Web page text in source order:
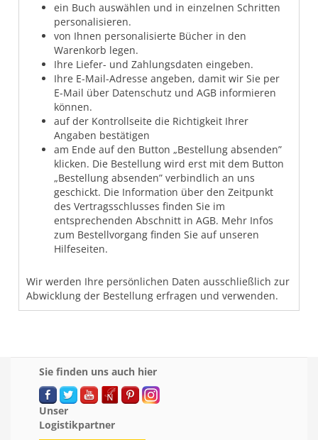
ein Buch auswählen und in einzelnen Schritten
personalisieren.
von Ihnen personalisierte Bücher in den
Warenkorb legen.
Ihre Liefer- und Zahlungsdaten eingeben.
Ihre E-Mail-Adresse angeben, damit wir Sie per
E-Mail über Datenschutz und AGB informieren
können.
auf der Kontrollseite die Richtigkeit Ihrer
Angaben bestätigen
am Ende auf den Button „Bestellung absenden”
klicken. Die Bestellung wird erst mit dem Button
„Bestellung absenden” verbindlich an uns
geschickt. Die Information über den Zeitpunkt
des Vertragsschlusses finden Sie im
entsprechenden Abschnitt in AGB. Mehr Infos
zum Bestellvorgang finden Sie auf unseren
Hilfeseiten.
Wir werden Ihre persönlichen Daten ausschließlich zur
Abwicklung der Bestellung erfragen und verwenden.
Sie finden uns auch hier
Unser
Logistikpartner